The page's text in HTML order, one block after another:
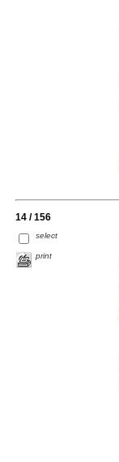
14 / 156
select
print